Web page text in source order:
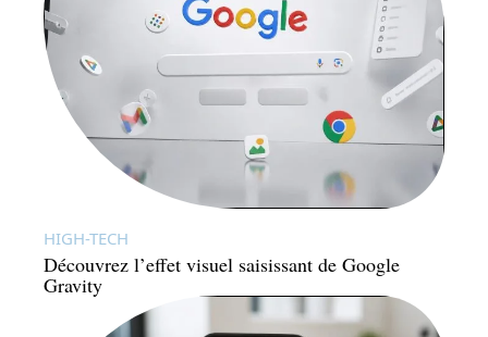
HIGH-TECH
Découvrez l’effet visuel saisissant de Google
Gravity